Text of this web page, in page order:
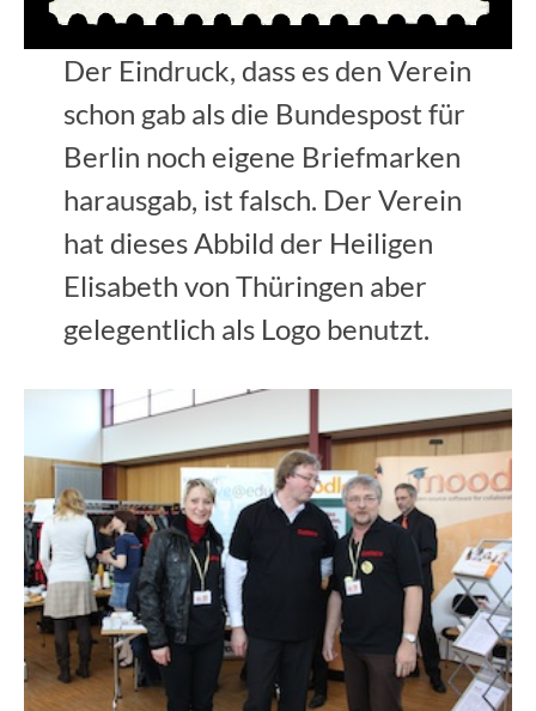
Der Eindruck, dass es den Verein
schon gab als die Bundespost für
Berlin noch eigene Briefmarken
harausgab, ist falsch. Der Verein
hat dieses Abbild der Heiligen
Elisabeth von Thüringen aber
gelegentlich als Logo benutzt.